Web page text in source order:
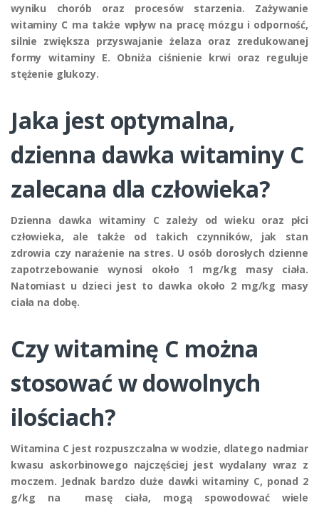
wyniku chorób oraz procesów starzenia. Zażywanie
witaminy C ma także wpływ na pracę mózgu i odporność,
silnie zwiększa przyswajanie żelaza oraz zredukowanej
formy witaminy E. Obniża ciśnienie krwi oraz reguluje
stężenie glukozy.
Jaka jest optymalna,
dzienna dawka witaminy C
zalecana dla człowieka?
Dzienna dawka witaminy C zależy od wieku oraz płci
człowieka, ale także od takich czynników, jak stan
zdrowia czy narażenie na stres. U osób dorosłych dzienne
zapotrzebowanie wynosi około 1 mg/kg masy ciała.
Natomiast u dzieci jest to dawka około 2 mg/kg masy
ciała na dobę.
Czy witaminę C można
stosować w dowolnych
ilościach?
Witamina C jest rozpuszczalna w wodzie, dlatego nadmiar
kwasu askorbinowego najczęściej jest wydalany wraz z
moczem. Jednak bardzo duże dawki witaminy C, ponad 2
g/kg na masę ciała, mogą spowodować wiele